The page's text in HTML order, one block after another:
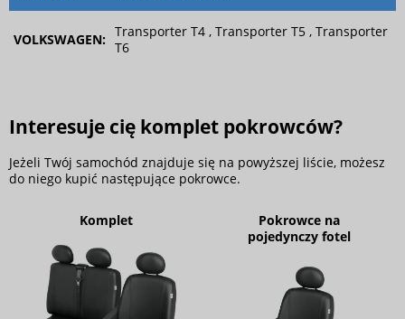
VOLKSWAGEN: Transporter T4 , Transporter T5 , Transporter
T6
Interesuje cię komplet pokrowców?
Jeżeli Twój samochód znajduje się na powyższej liście, możesz
do niego kupić następujące pokrowce.
Komplet
Pokrowce na
pojedynczy fotel